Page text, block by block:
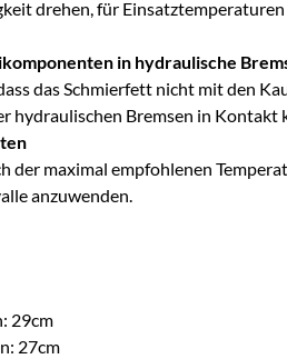
drehen, für Einsatztemperaturen
in hydraulische
das Schmierfett nicht mit den
hydraulischen Bremsen in Kontakt
der maximal empfohlenen
anzuwenden.
29cm
27cm